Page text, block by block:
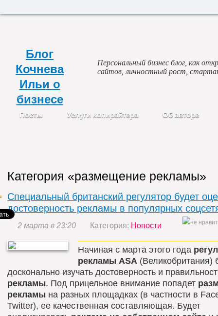
Категория «размещение рекламы»
Специальный британский регулятор будет
достоверность рекламы в популярных
2 марта в 23:20 Категория: Новости
Начиная с марта этого года
рекламы ASA (Великобритания)
досконально изучать достоверность и
рекламы. Под прицельное внимание попадет
рекламы на разных площадках (в частности в
Twitter), ее качественная составляющая. Будет
Блог
Кочнева
Ильи о
бизнесе
Персональный бизнес блог, как
сайтов, личностный рост,
Посты Услуги копирайтера Об авторе